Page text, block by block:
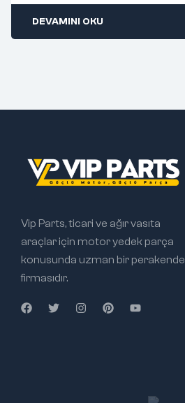
DEVAMINI OKU
Vip Parts, ticari ve ağır vasıta
araçlar için motor yedek parça
konusunda uzman bir perakende
firmasıdır.